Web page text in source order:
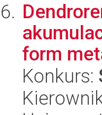
form
Konkurs: